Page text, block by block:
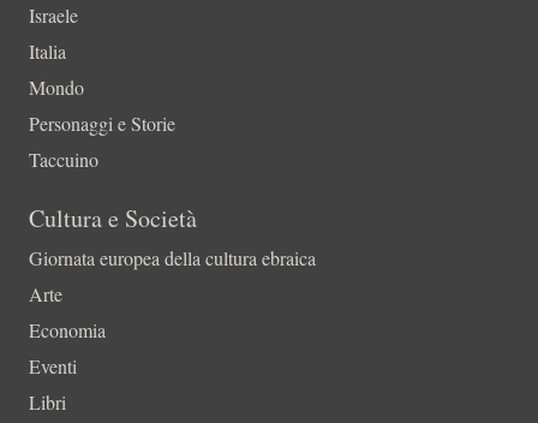
Israele
Italia
Mondo
Personaggi e Storie
Taccuino
Cultura e Società
Giornata europea della cultura ebraica
Arte
Economia
Eventi
Libri